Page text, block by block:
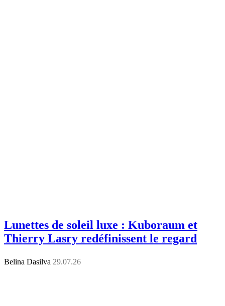
Lunettes de soleil luxe : Kuboraum et
Thierry Lasry redéfinissent le regard
Belina Dasilva 29.07.26